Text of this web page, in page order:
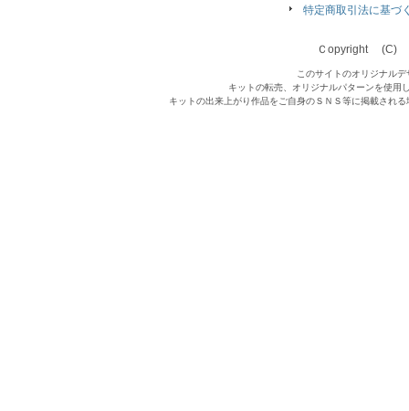
特定商取引法に基づ
Ｃopyright (C)
このサイトのオリジナル
キットの転売、オリジナルパターンを使用
キットの出来上がり作品をご自身のＳＮＳ等に掲載され